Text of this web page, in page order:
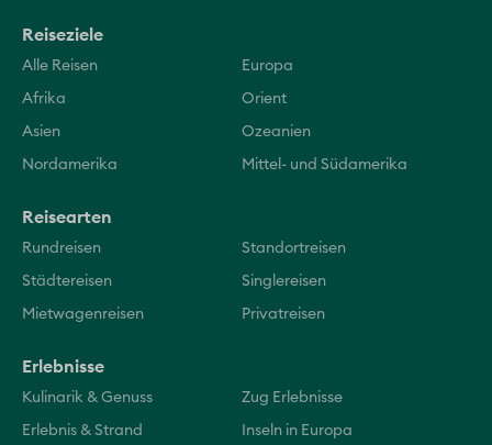
Reiseziele
Alle Reisen Europa
Afrika Orient
Asien Ozeanien
Nordamerika Mittel- und Südamerika
Reisearten
Rundreisen Standortreisen
Städtereisen Singlereisen
Mietwagenreisen Privatreisen
Erlebnisse
Kulinarik & Genuss Zug Erlebnisse
Erlebnis & Strand Inseln in Europa